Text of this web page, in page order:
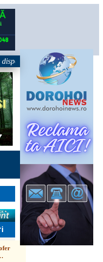
pe 1 septembrie: